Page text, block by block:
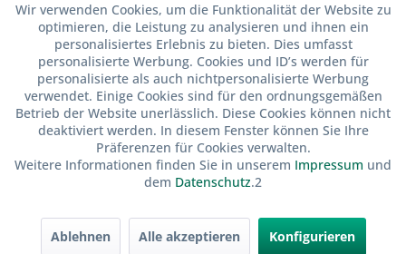
Wir verwenden Cookies, um die Funktionalität der Website zu
optimieren, die Leistung zu analysieren und ihnen ein
personalisiertes Erlebnis zu bieten. Dies umfasst
personalisierte Werbung. Cookies und ID’s werden für
personalisierte als auch nichtpersonalisierte Werbung
verwendet. Einige Cookies sind für den ordnungsgemäßen
Betrieb der Website unerlässlich. Diese Cookies können nicht
deaktiviert werden. In diesem Fenster können Sie Ihre
Präferenzen für Cookies verwalten.
Weitere Informationen finden Sie in unserem Impressum und
dem Datenschutz.2
Ablehnen Alle akzeptieren Konfigurieren